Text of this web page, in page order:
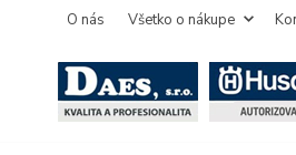
O nás Všetko o nákupe